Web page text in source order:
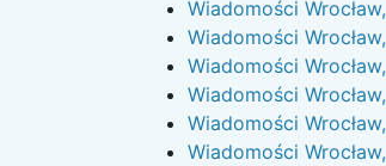
Wiadomości Wrocław,
Wiadomości Wrocław,
Wiadomości Wrocław,
Wiadomości Wrocław,
Wiadomości Wrocław,
Wiadomości Wrocław,